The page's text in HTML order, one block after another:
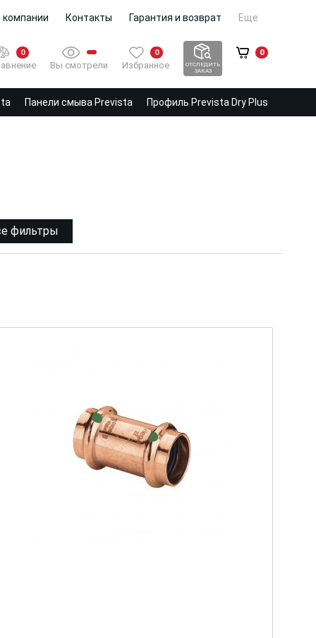
компании Контакты Гарантия и возврат Еще
0
Вы смотрели
0
Избранное
ОТСЛЕДИТЬ
ЗАКАЗ
0
Панели смыва Prevista Профиль Prevista Dry Plus
фильтры